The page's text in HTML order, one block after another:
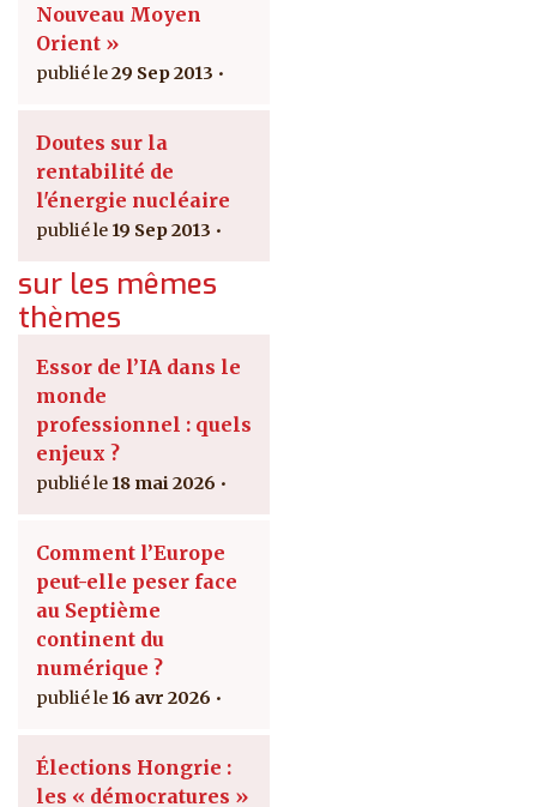
Nouveau Moyen
Orient »
29 Sep 2013
Doutes sur la
rentabilité de
l'énergie nucléaire
19 Sep 2013
sur les mêmes
thèmes
Essor de l’IA dans le
monde
professionnel : quels
enjeux ?
18 mai 2026
Comment l’Europe
peut-elle peser face
au Septième
continent du
numérique ?
16 avr 2026
Élections Hongrie :
les « démocratures »